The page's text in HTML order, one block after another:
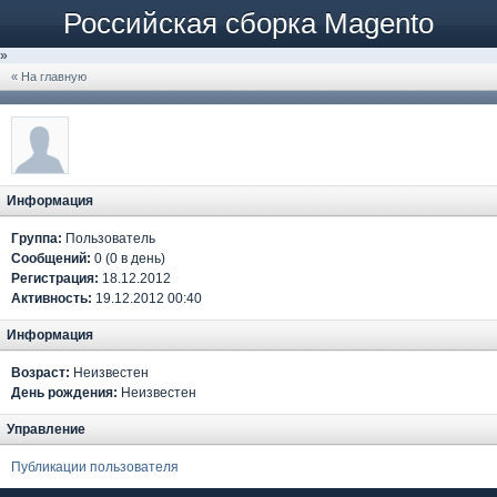
Российская сборка Magento
»
« На главную
Информация
Группа: Пользователь
Сообщений: 0 (0 в день)
Регистрация: 18.12.2012
Активность: 19.12.2012 00:40
Информация
Возраст: Неизвестен
День рождения: Неизвестен
Управление
Публикации пользователя